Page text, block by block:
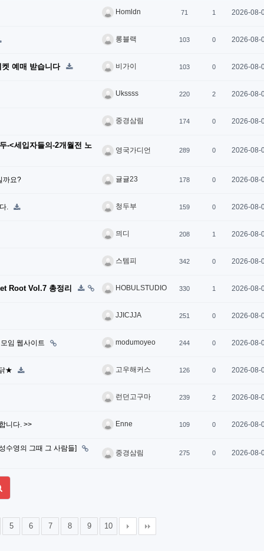
Homldn 71 1 2026-08-
롱블랙 103 0 2026-08-
예매 받습니다 비가이 103 0 2026-08-
Ukssss 220 2 2026-08-
중경삼림 174 0 2026-08-
-<세입자들의-2개월전 노
영국가디언 289 0 2026-08-
까요? 귤귤23 178 0 2026-08-
. 청두부 159 0 2026-08-
믜디 208 1 2026-08-
스템피 342 0 2026-08-
Root Vol.7 총정리 HOBULSTUDIO 330 1 2026-08-
JJICJJA 251 0 2026-08-
임 웹사이트 modumoyeo 244 0 2026-08-
★ 고우해커스 126 0 2026-08-
런던고구마 239 2 2026-08-
니다. >> Enne 109 0 2026-08-
수영의 그때 그 사람들]
중경삼림 275 0 2026-08-
5 6 7 8 9 10